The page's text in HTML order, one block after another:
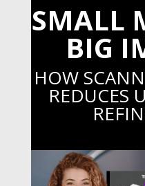
SMALL
BIG
HOW
REDUCES